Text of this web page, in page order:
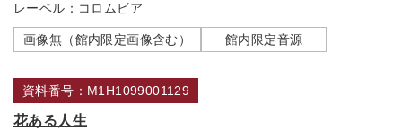
レーベル： コロムビア
画像無（館内限定画像含む） 館内限定音源
資料番号：M1H1099001129
花ある人生